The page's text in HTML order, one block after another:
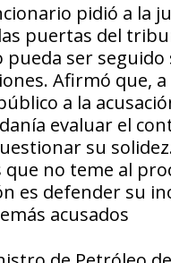
pidió a la
puertas del
pueda ser seguido
Afirmó que, a
a la
evaluar el
su
que no teme al
es defender su
acusados